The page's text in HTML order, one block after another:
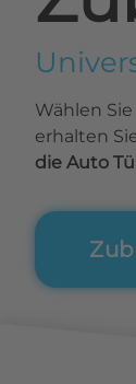
Wählen
erhalten
die Auto